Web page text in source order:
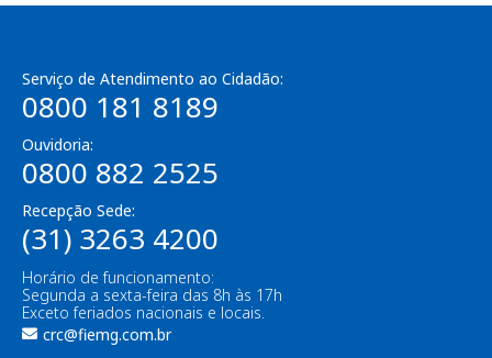
Serviço de Atendimento ao Cidadão:
0800 181 8189
Ouvidoria:
0800 882 2525
Recepção Sede:
(31) 3263 4200
Horário de funcionamento:
Segunda a sexta-feira das 8h às 17h
Exceto feriados nacionais e locais.
crc@fiemg.com.br